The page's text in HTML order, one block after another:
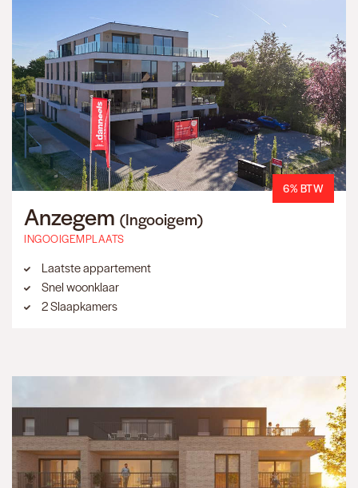
6% BTW
Anzegem (Ingooigem)
INGOOIGEMPLAATS
Laatste appartement
Snel woonklaar
2 Slaapkamers